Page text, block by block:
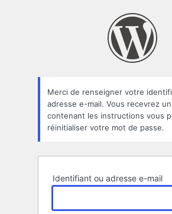
oublié
Merci de renseigner votre
adresse e-mail. Vous recevrez
contenant les instructions vous
réinitialiser votre mot de passe.
Identifiant ou adresse e-mail